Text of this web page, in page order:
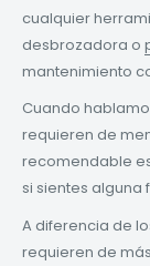
cualquier
desbrozadora o
mantenimiento
Cuando
requieren de
recomendable
si sientes alguna
A diferencia de
requieren de